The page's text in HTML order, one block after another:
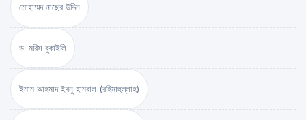
মোহাম্মদ নাছের উদ্দিন
ড. মরিস বুকাইলি
ইমাম আহমাদ ইবনু হাম্বাল (রহিমাহুল্লাহ)